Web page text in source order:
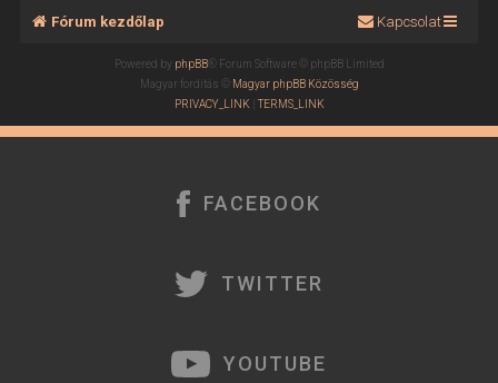
Fórum kezdőlap Kapcsolat
Powered by phpBB® Forum Software © phpBB Limited
Magyar fordítás © Magyar phpBB Közösség
PRIVACY_LINK |TERMS_LINK
FACEBOOK
TWITTER
YOUTUBE